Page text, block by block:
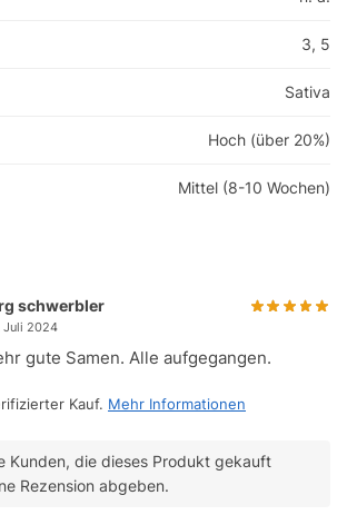
3, 5
Sativa
Hoch (über 20%)
Mittel (8-10 Wochen)
schwerbler
Juli 2024
gute Samen. Alle aufgegangen.
Kauf. Mehr Informationen
Kunden, die dieses Produkt gekauft
Rezension abgeben.